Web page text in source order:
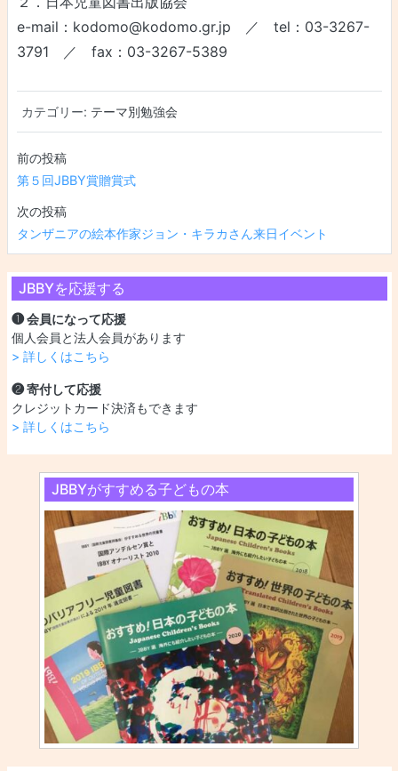
JBBYを応援する
❶ 会員になって応援
個人会員と法人会員があります
> 詳しくはこちら
❷ 寄付して応援
クレジットカード決済もできます
> 詳しくはこちら
JBBYがすすめる子どもの本
e-mail：kodomo@kodomo.gr.jp ／ tel：03-3267-
3791 ／ fax：03-3267-5389
カテゴリー: テーマ別勉強会
投稿ナビゲーション
第５回JBBY賞贈賞式
タンザニアの絵本作家ジョン・キラカさん来日イベント